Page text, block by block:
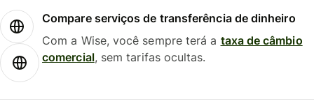
Compare serviços de transferência de dinheiro
Com a Wise, você sempre terá a taxa de câmbio
comercial, sem tarifas ocultas.